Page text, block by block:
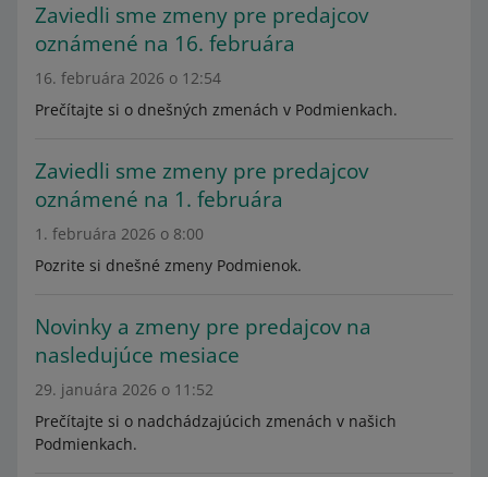
Zaviedli sme zmeny pre predajcov
oznámené na 16. februára
16. februára 2026 o 12:54
Prečítajte si o dnešných zmenách v Podmienkach.
Zaviedli sme zmeny pre predajcov
oznámené na 1. februára
1. februára 2026 o 8:00
Pozrite si dnešné zmeny Podmienok.
Novinky a zmeny pre predajcov na
nasledujúce mesiace
29. januára 2026 o 11:52
Prečítajte si o nadchádzajúcich zmenách v našich
Podmienkach.